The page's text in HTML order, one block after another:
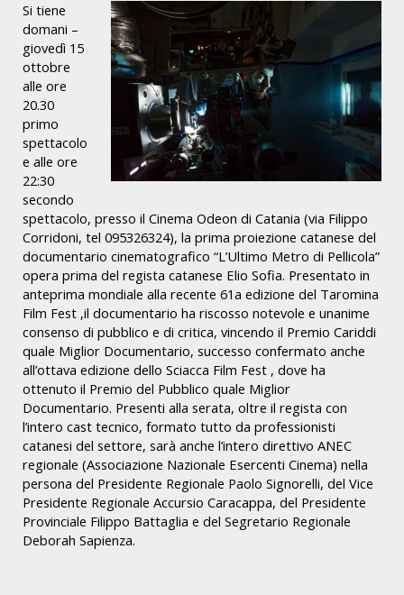
Si tiene
domani –
giovedì 15
ottobre
alle ore
20.30
primo
spettacolo
e alle ore
22:30
secondo
spettacolo, presso il Cinema Odeon di Catania (via Filippo
Corridoni, tel 095326324), la prima proiezione catanese del
documentario cinematografico “L’Ultimo Metro di Pellicola”
opera prima del regista catanese Elio Sofia. Presentato in
anteprima mondiale alla recente 61a edizione del Taromina
Film Fest ,il documentario ha riscosso notevole e unanime
consenso di pubblico e di critica, vincendo il Premio Cariddi
quale Miglior Documentario, successo confermato anche
all’ottava edizione dello Sciacca Film Fest , dove ha
ottenuto il Premio del Pubblico quale Miglior
Documentario. Presenti alla serata, oltre il regista con
l’intero cast tecnico, formato tutto da professionisti
catanesi del settore, sarà anche l’intero direttivo ANEC
regionale (Associazione Nazionale Esercenti Cinema) nella
persona del Presidente Regionale Paolo Signorelli, del Vice
Presidente Regionale Accursio Caracappa, del Presidente
Provinciale Filippo Battaglia e del Segretario Regionale
Deborah Sapienza.